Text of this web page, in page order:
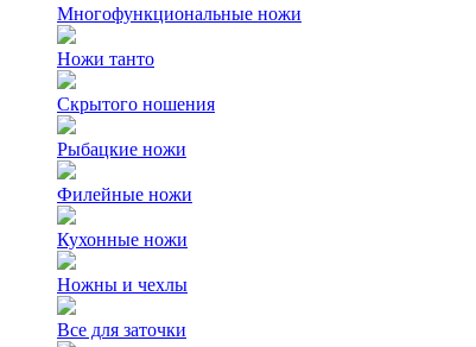
Многофункциональные ножи
Ножи танто
Скрытого ношения
Рыбацкие ножи
Филейные ножи
Кухонные ножи
Ножны и чехлы
Все для заточки